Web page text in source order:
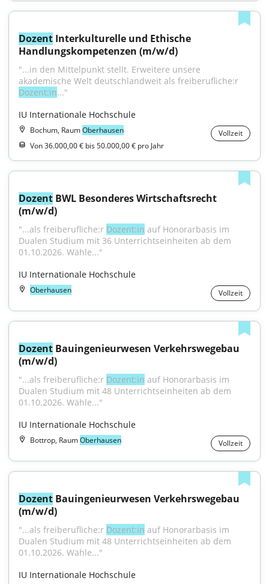
Dozent Interkulturelle und Ethische
Handlungskompetenzen (m/w/d)
"...in den Mittelpunkt stellt. Erweitere unsere
Dozent:in..."
IU Internationale Hochschule
Bochum, RaumOberhausen
Vollzeit
Von 36.000,00 € bis 50.000,00 € pro Jahr
Dozent BWL Besonderes Wirtschaftsrecht
(m/w/d)
"...als freiberufliche:r Dozent:in auf Honorarbasis im
Dualen Studium mit 36 Unterrichtseinheiten ab dem
01.10.2026. Wähle..."
IU Internationale Hochschule
Oberhausen Vollzeit
Dozent Bauingenieurwesen Verkehrswegebau
(m/w/d)
"...als freiberufliche:r Dozent:in auf Honorarbasis im
Dualen Studium mit 48 Unterrichtseinheiten ab dem
01.10.2026. Wähle..."
IU Internationale Hochschule
Bottrop, RaumOberhausen Vollzeit
Dozent Bauingenieurwesen Verkehrswegebau
(m/w/d)
"...als freiberufliche:r Dozent:in auf Honorarbasis im
Dualen Studium mit 48 Unterrichtseinheiten ab dem
01.10.2026. Wähle..."
IU Internationale Hochschule